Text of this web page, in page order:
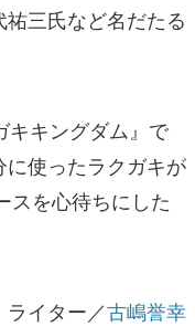
三氏など名だたる
キングダム』で
使ったラクガキが
スを心待ちにした
ライター／古嶋誉幸